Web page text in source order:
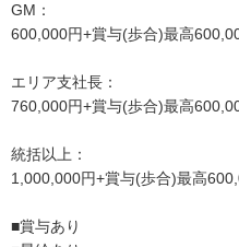
初任給：安心固定給290,000円+
+表彰賞金(最高2万)
＊入社6ヶ月後＞295,000円
＊入社16ヶ月後＞300,000円!!・
□副主任：入社後、最短10ヶ月で
320,000円+賞与(歩合)最高75,000
+表彰金(最高30,000円)
GM：
600,000円+賞与(歩合)最高
エリア支社長：
760,000円+賞与(歩合)最高
統括以上：
1,000,000円+賞与(歩合)最高
■賞与あり